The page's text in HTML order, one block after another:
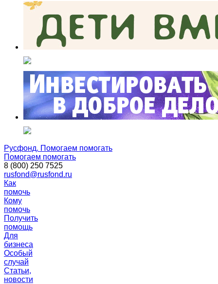
Русфонд. Помогаем помогать
Помогаем помогать
8 (800) 250 7525
rusfond@rusfond.ru
Как
помочь
Кому
помочь
Получить
помощь
Для
бизнеса
Особый
случай
Статьи,
новости